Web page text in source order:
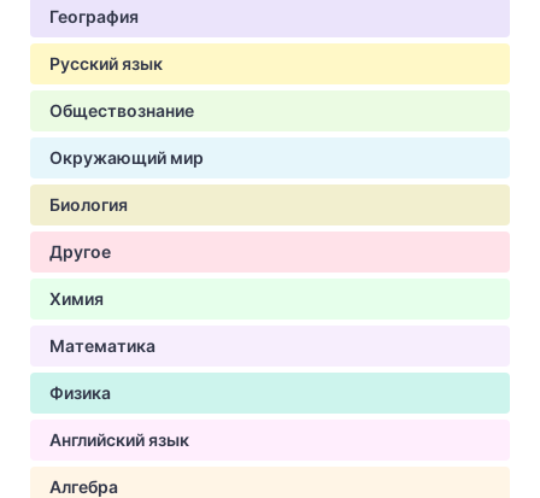
География
Русский язык
Обществознание
Окружающий мир
Биология
Другое
Химия
Математика
Физика
Английский язык
Алгебра